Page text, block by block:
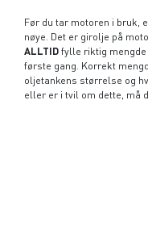
Før du tar motoren i bruk,
nøye. Det er girolje på
ALLTIDfylle riktig
første gang. Korrekt
oljetankens størrelse og
eller er i tvil om dette, må